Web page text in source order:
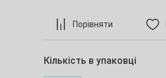
Порівняти
Кількість в упаковці